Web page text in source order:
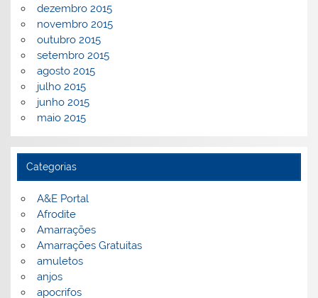
dezembro 2015
novembro 2015
outubro 2015
setembro 2015
agosto 2015
julho 2015
junho 2015
maio 2015
Categorias
A&E Portal
Afrodite
Amarrações
Amarrações Gratuitas
amuletos
anjos
apocrifos